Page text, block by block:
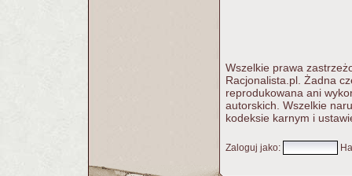
Wszelkie prawa
Racjonalista.pl. Żadna
reprodukowana ani
autorskich. Wszelkie
kodeksie karnym i
Zaloguj jako: